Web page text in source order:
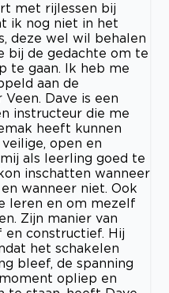
met rijlessen bij
ik nog niet in het
deze wel wil behalen
bij de gedachte om te
te gaan. Ik heb me
aan de
Dave is een
instructeur die me
heeft kunnen
open en
als leerling goed te
inschatten wanneer
wanneer niet. Ook
leren en om mezelf
Zijn manier van
en constructief. Hij
het schakelen
bleef, de spanning
opliep en